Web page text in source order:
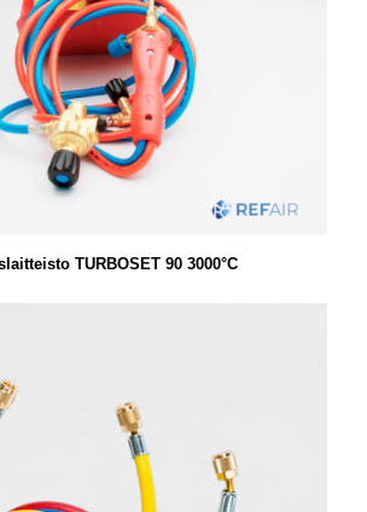
TURBOSET 90 3000°C